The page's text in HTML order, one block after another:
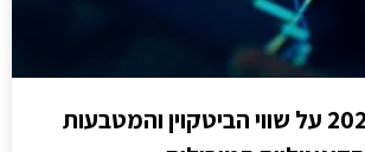
תחזית ל-2026 על שווי הביטקוין והמטבעות